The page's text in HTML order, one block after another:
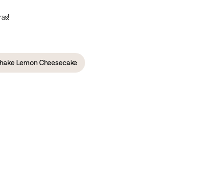
Lemon Cheesecake